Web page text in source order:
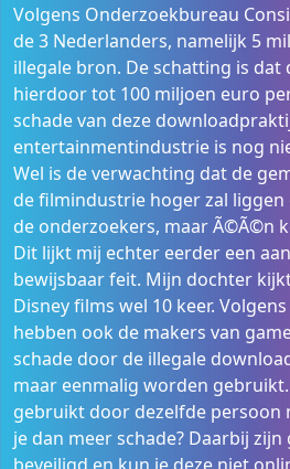
Volgens Onderzoekbureau
de 3 Nederlanders, namelijk 5
illegale bron. De schatting is
hierdoor tot 100 miljoen euro
schade van deze
entertainmentindustrie is nog
Wel is de verwachting dat de
de filmindustrie hoger zal
de onderzoekers, maar Ã©Ã©n
Dit lijkt mij echter eerder een
bewijsbaar feit. Mijn dochter
Disney films wel 10 keer.
hebben ook de makers van
schade door de illegale
maar eenmalig worden gebruikt.
gebruikt door dezelfde persoon
je dan meer schade? Daarbij